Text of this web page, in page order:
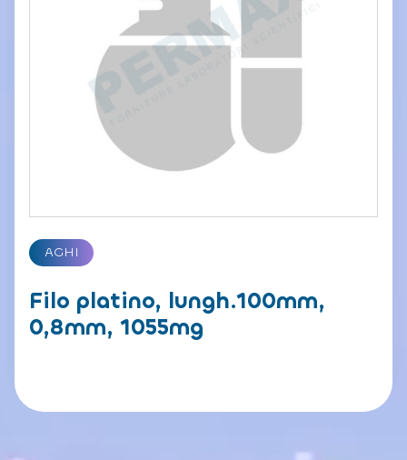
AGHI
Filo platino, lungh.100mm,
0,8mm, 1055mg